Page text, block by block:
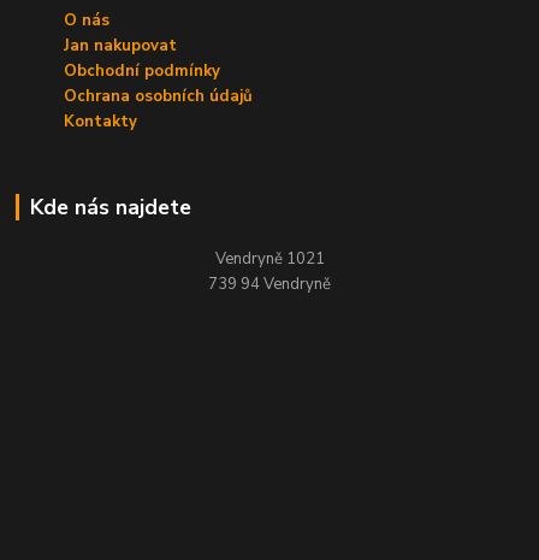
O nás
Jan nakupovat
Obchodní podmínky
Ochrana osobních údajů
Kontakty
Kde nás najdete
Vendryně 1021
739 94 Vendryně